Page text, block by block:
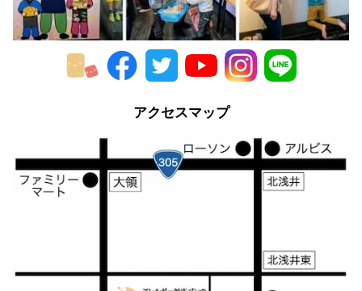
アクセスマップ